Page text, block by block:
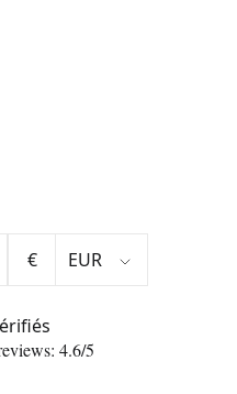
€
4.6/5